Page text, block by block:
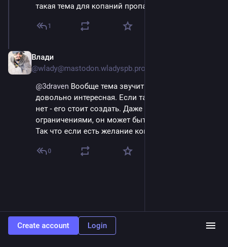
такая тема для копаний пропадает!
1
Влади
@wlady@mastodon.wladyspb.pro
@3draven Вообще тема звучит как реально
довольно интересная. Если такого инструмента
нет - его стоит создать. Даже с имеющимися
ограничениями, он может быть очень полезен.
Так что если есть желание копать - копай)
0
Create account Login